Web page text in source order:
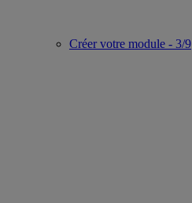
Créer votre module - 3/9